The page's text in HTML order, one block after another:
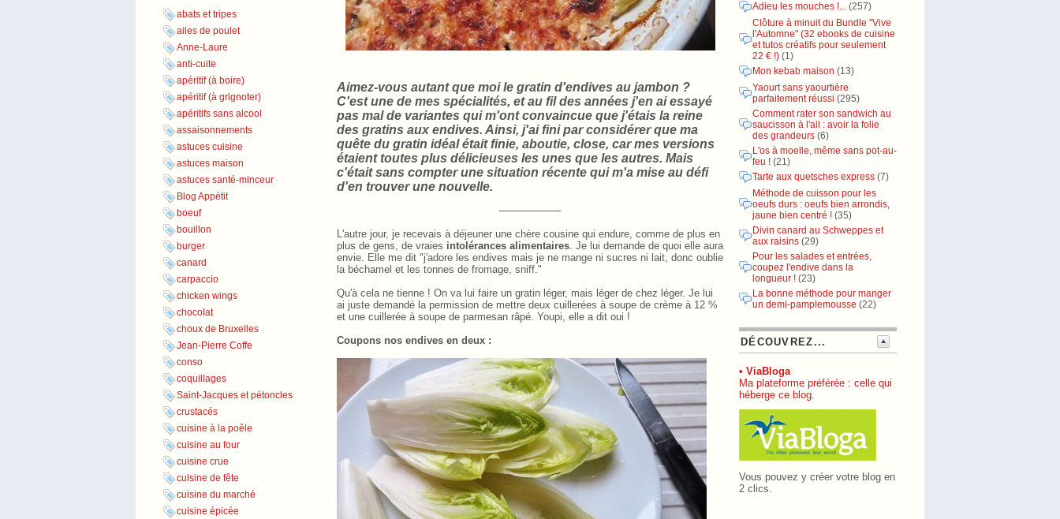
abats et tripes
ailes de poulet
Anne-Laure
anti-cuite
apéritif (à boire)
apéritif (à grignoter)
apéritifs sans alcool
assaisonnements
astuces cuisine
astuces maison
astuces santé-minceur
Blog Appétit
boeuf
bouillon
burger
canard
carpaccio
chicken wings
chocolat
choux de Bruxelles
Jean-Pierre Coffe
conso
coquillages
Saint-Jacques et pétoncles
crustacés
cuisine à la poêle
cuisine au four
cuisine crue
cuisine de fête
cuisine du marché
cuisine épicée
Aimez-vous autant que moi le gratin d'endives au jambon ?
C'est une de mes spécialités, et au fil des années j'en ai essayé
pas mal de variantes qui m'ont convaincue que j'étais la reine
des gratins aux endives. Ainsi, j'ai fini par considérer que ma
quête du gratin idéal était finie, aboutie, close, car mes versions
étaient toutes plus délicieuses les unes que les autres. Mais
c'était sans compter une situation récente qui m'a mise au défi
d'en trouver une nouvelle.
——————
L'autre jour, je recevais à déjeuner une chère cousine qui endure, comme de plus en
plus de gens, de vraies intolérances alimentaires . Je lui demande de quoi elle aura
envie. Elle me dit "j'adore les endives mais je ne mange ni sucres ni lait, donc oublie
la béchamel et les tonnes de fromage, sniff."
Qu'à cela ne tienne ! On va lui faire un gratin léger, mais léger de chez léger. Je lui
ai juste demandé la permission de mettre deux cuillerées à soupe de crème à 12 %
et une cuillerée à soupe de parmesan râpé. Youpi, elle a dit oui !
Coupons nos endives en deux :
Adieu les mouches !... (257)
Clôture à minuit du Bundle "Vive
l'Automne" (32 ebooks de cuisine
et tutos créatifs pour seulement
22 € !) (1)
Mon kebab maison (13)
Yaourt sans yaourtière
parfaitement réussi (295)
Comment rater son sandwich au
saucisson à l'ail : avoir la folie
des grandeurs (6)
L'os à moelle, même sans pot-au-
feu ! (21)
Tarte aux quetsches express (7)
Méthode de cuisson pour les
oeufs durs : oeufs bien arrondis,
jaune bien centré ! (35)
Divin canard au Schweppes et
aux raisins (29)
Pour les salades et entrées,
coupez l'endive dans la
longueur ! (23)
La bonne méthode pour manger
un demi-pamplemousse (22)
DÉCOUVREZ...
• ViaBloga
Ma plateforme préférée : celle qui
héberge ce blog.
Vous pouvez y créer votre blog en
2 clics.